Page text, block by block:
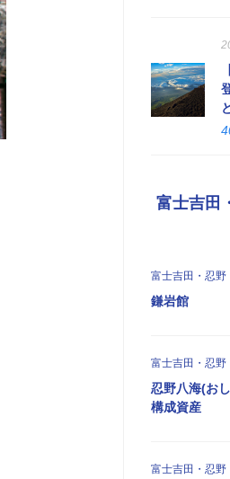
富士吉田
富士吉田・忍野
鎌岩館
富士吉田・忍野
忍野八海(お
構成資産
富士吉田・忍野